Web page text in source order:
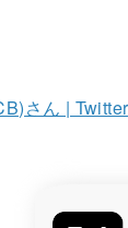
さん | Twitter